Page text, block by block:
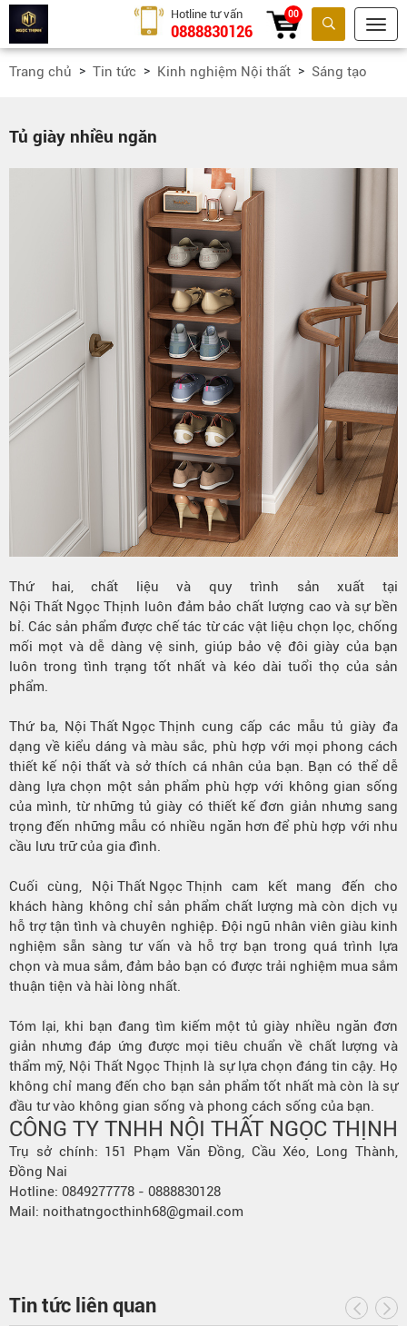
Tìm kiếm
Hotline tư vấn
0888830126
00
Trang chủ Tin tức Kinh nghiệm Nội thất Sáng tạo
Tủ giày nhiều ngăn
Thứ hai, chất liệu và quy trình sản xuất tại
Nội Thất Ngọc Thịnh luôn đảm bảo chất lượng cao và sự bền
bỉ. Các sản phẩm được chế tác từ các vật liệu chọn lọc, chống
mối mọt và dễ dàng vệ sinh, giúp bảo vệ đôi giày của bạn
luôn trong tình trạng tốt nhất và kéo dài tuổi thọ của sản
phẩm.
Thứ ba, Nội Thất Ngọc Thịnh cung cấp các mẫu tủ giày đa
dạng về kiểu dáng và màu sắc, phù hợp với mọi phong cách
thiết kế nội thất và sở thích cá nhân của bạn. Bạn có thể dễ
dàng lựa chọn một sản phẩm phù hợp với không gian sống
của mình, từ những tủ giày có thiết kế đơn giản nhưng sang
trọng đến những mẫu có nhiều ngăn hơn để phù hợp với nhu
cầu lưu trữ của gia đình.
Cuối cùng, Nội Thất Ngọc Thịnh cam kết mang đến cho
khách hàng không chỉ sản phẩm chất lượng mà còn dịch vụ
hỗ trợ tận tình và chuyên nghiệp. Đội ngũ nhân viên giàu kinh
nghiệm sẵn sàng tư vấn và hỗ trợ bạn trong quá trình lựa
chọn và mua sắm, đảm bảo bạn có được trải nghiệm mua sắm
thuận tiện và hài lòng nhất.
Tóm lại, khi bạn đang tìm kiếm một tủ giày nhiều ngăn đơn
giản nhưng đáp ứng được mọi tiêu chuẩn về chất lượng và
thẩm mỹ, Nội Thất Ngọc Thịnh là sự lựa chọn đáng tin cậy. Họ
không chỉ mang đến cho bạn sản phẩm tốt nhất mà còn là sự
đầu tư vào không gian sống và phong cách sống của bạn.
CÔNG TY TNHH NỘI THẤT NGỌC THỊNH
Trụ sở chính: 151 Phạm Văn Đồng, Cầu Xéo, Long Thành,
Đồng Nai
Hotline: 0849277778 - 0888830128
Mail: noithatngocthinh68@gmail.com
Tin tức liên quan